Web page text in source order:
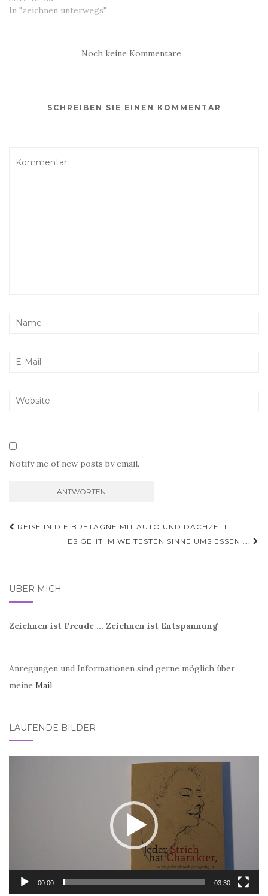
In "zeichnen unterwegs"
Noch keine Kommentare
SCHREIBEN SIE EINEN KOMMENTAR
Notify me of new posts by email.
Beitragsnavigation
REISE IN DIE BRETAGNE MIT AUTO UND DACHZELT
ES GEHT IM WEITESTEN SINNE UMS ESSEN ….
ÜBER MICH
Zeichnen ist Freude ... Zeichnen ist Entspannung
Anregungen und Informationen sind gerne möglich über
meine Mail
LAUFENDE BILDER
00:00 03:30